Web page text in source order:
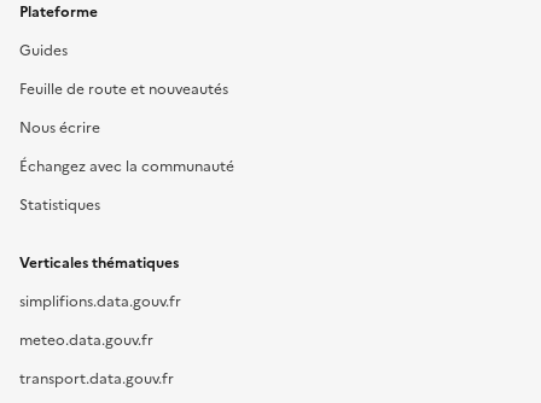
Plateforme
Guides
Feuille de route et nouveautés
Nous écrire
Échangez avec la communauté
Statistiques
Verticales thématiques
simplifions.data.gouv.fr
meteo.data.gouv.fr
transport.data.gouv.fr